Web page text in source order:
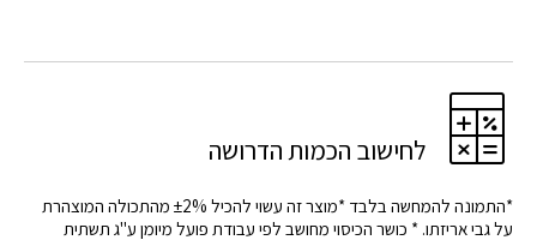
לחישוב הכמות הדרושה
*התמונה להמחשה בלבד *מוצר זה עשוי להכיל ±2% מהתכולה המוצהרת
על גבי אריזתו. * כושר הכיסוי מחושב לפי עבודת פועל מיומן ע"ג תשתית